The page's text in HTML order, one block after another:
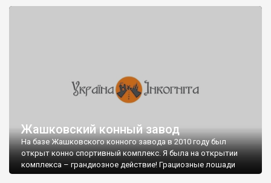
Жашковский конный завод
На базе Жашковского конного завода в 2010 году был
открыт конно спортивный комплекс. Я была на открытии
комплекса – грандиозное действие! Грациозные лошади
показывали зрителям свои умения.